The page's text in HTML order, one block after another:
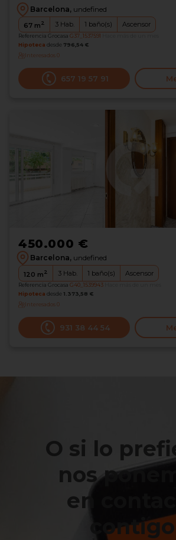
Barcelona, undefined
67 m2 3 Hab. 1 baño(s) Ascensor
Referencia Grocasa G37_1537591
Hipoteca desde 796,54 €
Interesados0
‪657 19 57 91‬
450.000 €
Barcelona, undefined
120 m2 3 Hab. 1 baño(s) Ascensor
Referencia Grocasa G40_1539943
Hipoteca desde 1.373,58 €
Interesados0
931 38 44 54
O si lo
nos
en
contigo